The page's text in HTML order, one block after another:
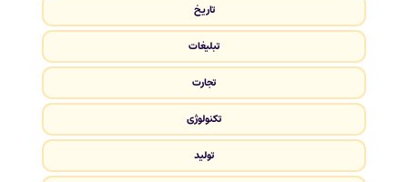
تاریخ
تبلیغات
تجارت
تکنولوژی
تولید